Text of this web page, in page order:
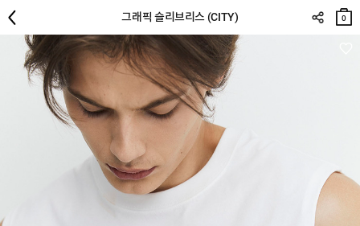
그래픽 슬리브리스 (CITY)
장바
구니
0